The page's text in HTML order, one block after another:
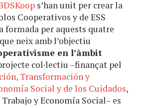
s’han unit per crear la
Cooperativos y de ESS
formada per aquests quatre
neix amb l’objectiu
en l’àmbit
col·lectiu –finançat pel
Transformación y
Social y de los Cuidados,
y Economía Social– es